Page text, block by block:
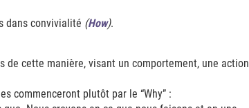
dans convivialité (How).
de cette manière, visant un comportement, une action
commenceront plutôt par le “Why” :